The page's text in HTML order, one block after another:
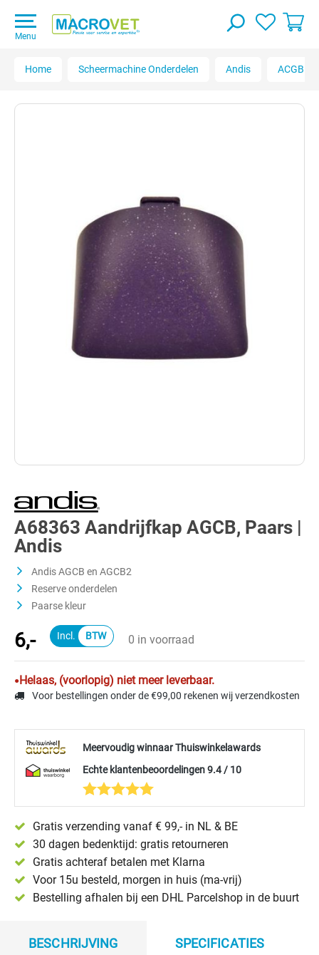
Menu
Home Scheermachine Onderdelen Andis ACGB
A68363 Aandrijfkap AGCB, Paars |
Andis
Andis AGCB en AGCB2
Reserve onderdelen
Paarse kleur
6,- 0 in voorraad
Helaas, (voorlopig) niet meer leverbaar.
Voor bestellingen onder de €99,00 rekenen wij verzendkosten
Meervoudig winnaar Thuiswinkelawards
Echte klantenbeoordelingen 9.4 / 10
Gratis verzending vanaf € 99,- in NL & BE
30 dagen bedenktijd: gratis retourneren
Gratis achteraf betalen met Klarna
Voor 15u besteld, morgen in huis (ma-vrij)
Bestelling afhalen bij een DHL Parcelshop in de buurt
BESCHRIJVING SPECIFICATIES